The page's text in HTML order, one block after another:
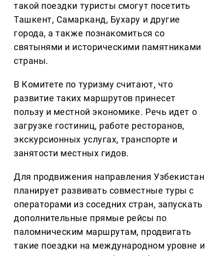
такой поездки туристы смогут посетить
Ташкент, Самарканд, Бухару и другие
города, а также познакомиться со
святынями и историческими памятниками
страны.
В Комитете по туризму считают, что
развитие таких маршрутов принесет
пользу и местной экономике. Речь идет о
загрузке гостиниц, работе ресторанов,
экскурсионных услугах, транспорте и
занятости местных гидов.
Для продвижения направления Узбекистан
планирует развивать совместные туры с
операторами из соседних стран, запускать
дополнительные прямые рейсы по
паломническим маршрутам, продвигать
такие поездки на международном уровне и